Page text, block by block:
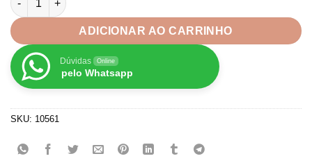
ADICIONAR AO CARRINHO
Dúvidas Online
pelo Whatsapp
SKU: 10561